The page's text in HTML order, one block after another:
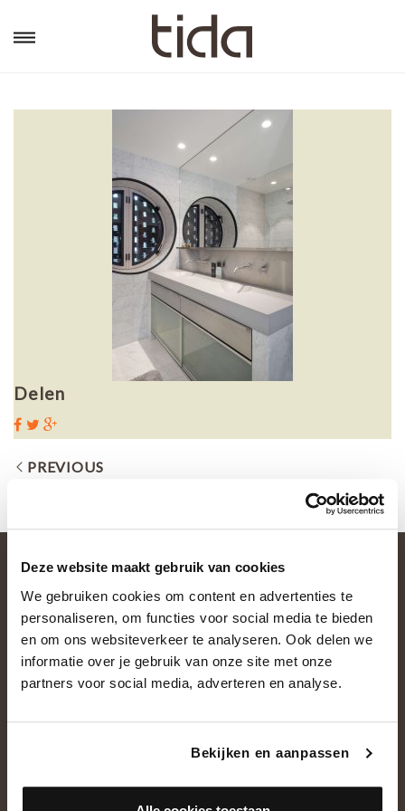
Deze website maakt gebruik van cookies
We gebruiken cookies om content en advertenties te
personaliseren, om functies voor social media te bieden
en om ons websiteverkeer te analyseren. Ook delen we
informatie over je gebruik van onze site met onze
partners voor social media, adverteren en analyse.
Bekijken en aanpassen
Delen
PREVIOUS